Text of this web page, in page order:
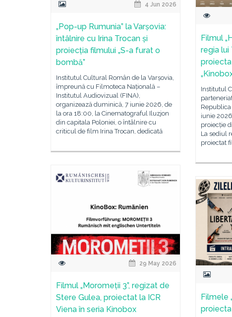
4 Jun 2026
„Pop-up Rumunia” la Varșovia:
întâlnire cu Irina Trocan și
proiecția filmului „S-a furat o
bombă”
Institutul Cultural Român de la Varșovia,
împreună cu Filmoteca Națională –
Institutul Audiovizual (FINA),
organizează duminică, 7 iunie 2026, de
la ora 18:00, la Cinematograful Iluzjon
din capitala Poloniei, o întâlnire cu
criticul de film Irina Trocan, dedicată
Filmul
regia lui
Institutul
iunie
proiecție
La sediul
proiectat
29 May 2026
Filmul „Moromeții 3”, regizat de
Stere Gulea, proiectat la ICR
Viena în seria Kinobox
Filmele